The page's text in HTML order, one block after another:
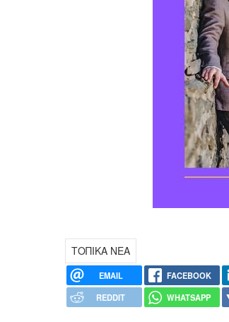
ΤΟΠΙΚΑ ΝΕΑ
EMAIL FACEBOOK
REDDIT
WHATSAPP